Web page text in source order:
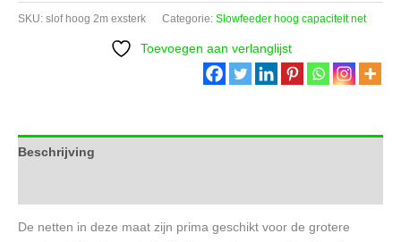
Maas
90
SKU: slof hoog 2m exsterk Categorie: Slowfeeder hoog capaciteit net
Toevoegen aan verlanglijst
Beschrijving
De netten in deze maat zijn prima geschikt voor de grotere